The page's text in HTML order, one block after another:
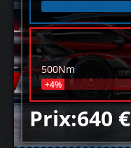
500Nm
+4%
Prix:640 €